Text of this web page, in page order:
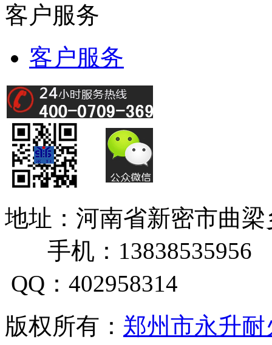
客户服务
客户服务
地址：河南省新密市
手机：
QQ：402958314
版权所有： 郑州市永升